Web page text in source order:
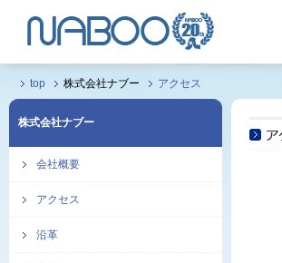
top 株式会社ナブー アクセス
株式会社ナブー
会社概要
アクセス
沿革